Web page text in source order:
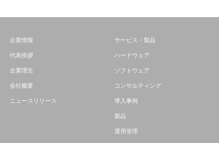
企業情報
代表挨拶
企業理念
会社概要
ニュースリリース
サービス・製品
ハードウェア
ソフトウェア
コンサルティング
導入事例
製品
運用管理